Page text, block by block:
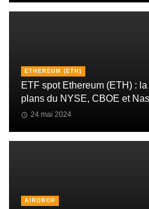
ETHEREUM (ETH)
ETF spot Ethereum (ETH) :
plans du NYSE, CBOE et
24 mai 2024
AIRDROP